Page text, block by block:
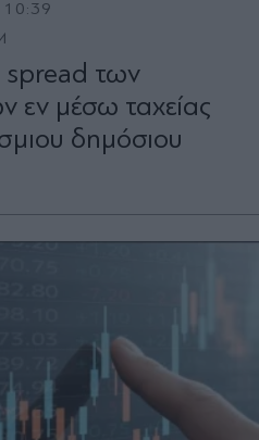
των
εν μέσω ταχείας
δημόσιου